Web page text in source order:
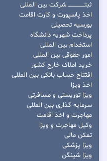
ثبتــــــــــــــــ شرکت بین المللی
اخذ پاسپورت و کارت اقامت
بورسیه تحصیلی
پرداخت شهریه دانشگاه
استخدام بین المللی
امور حقوقی بین المللی
خرید املاک خارج کشور
افتتاح حساب بانکی بین المللی
اخذ ویزا
ویزا توریستی و مسافرتی
سرمایه گذاری بین المللی
مهاجرت و اخذ اقامت
وکیل مهاجرت و ویزا
تمکن مالی
ویزا پزشکی
ویزا شینگن